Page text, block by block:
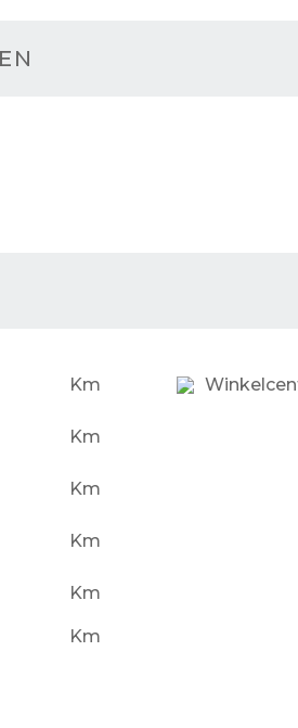
Km
Km
Km
Km
Km
Km